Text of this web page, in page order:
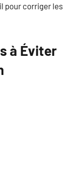
pour corriger les
à Éviter